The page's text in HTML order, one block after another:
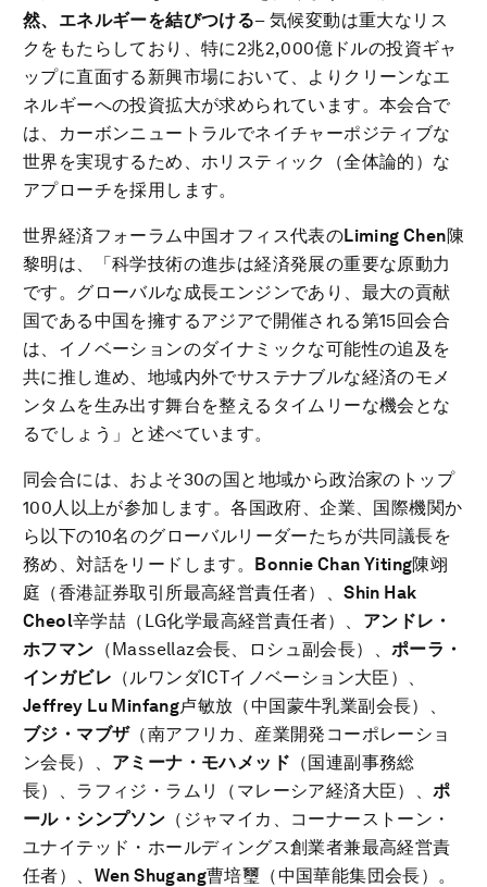
然、エネルギーを結びつける– 気候変動は重大なリス
クをもたらしており、特に2兆2,000億ドルの投資ギャ
ップに直面する新興市場において、よりクリーンなエ
ネルギーへの投資拡大が求められています。本会合で
は、カーボンニュートラルでネイチャーポジティブな
世界を実現するため、ホリスティック（全体論的）な
アプローチを採用します。
世界経済フォーラム中国オフィス代表のLiming Chen陳
黎明は、「科学技術の進歩は経済発展の重要な原動力
です。グローバルな成長エンジンであり、最大の貢献
国である中国を擁するアジアで開催される第15回会合
は、イノベーションのダイナミックな可能性の追及を
共に推し進め、地域内外でサステナブルな経済のモメ
ンタムを生み出す舞台を整えるタイムリーな機会とな
るでしょう」と述べています。
同会合には、およそ30の国と地域から政治家のトップ
100人以上が参加します。各国政府、企業、国際機関か
ら以下の10名のグローバルリーダーたちが共同議長を
務め、対話をリードします。 Bonnie Chan Yiting陳翊
庭（香港証券取引所最高経営責任者）、Shin Hak
Cheol辛学喆（LG化学最高経営責任者）、 アンドレ・
ホフマン （Massellaz会長、ロシュ副会長）、ポーラ・
インガビレ （ルワンダICTイノベーション大臣）、
Jeffrey Lu Minfang卢敏放（中国蒙牛乳業副会長）、
ブジ・マブザ（南アフリカ、産業開発コーポレーショ
ン会長）、 アミーナ・モハメッド （国連副事務総
長）、ラフィジ・ラムリ（マレーシア経済大臣）、ポ
ール・シンプソン （ジャマイカ、コーナーストーン・
ユナイテッド・ホールディングス創業者兼最高経営責
任者）、 Wen Shugang曹培璽（中国華能集団会長）。